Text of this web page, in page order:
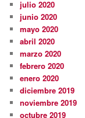
julio 2020
junio 2020
mayo 2020
abril 2020
marzo 2020
febrero 2020
enero 2020
diciembre 2019
noviembre 2019
octubre 2019